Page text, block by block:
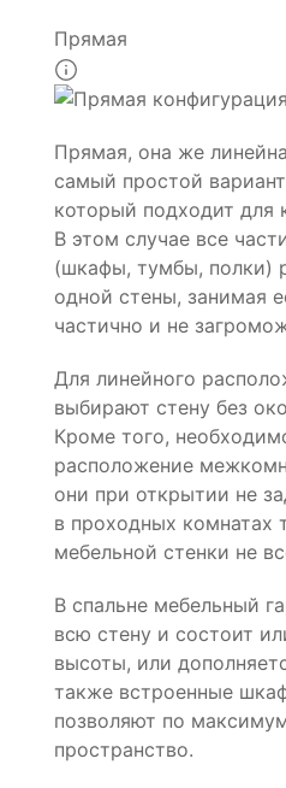
Прямая
Прямая, она же
самый простой
который подходит для
В этом случае все
(шкафы, тумбы, полки)
одной стены, занимая
частично и не
Для линейного
выбирают стену без
Кроме того,
расположение
они при открытии не
в проходных комнатах
мебельной стенки не
В спальне мебельный
всю стену и состоит
высоты, или
также встроенные
позволяют по
пространство.